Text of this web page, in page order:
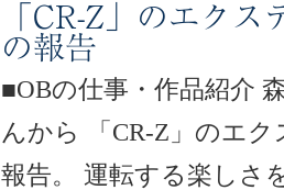
「CR-Z」のエクス
の報告
■OBの仕事・作品紹介
んから 「CR-Z」のエ
報告。 運転する楽しさ